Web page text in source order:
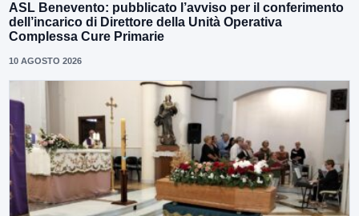
ASL Benevento: pubblicato l’avviso per il conferimento
dell’incarico di Direttore della Unità Operativa
Complessa Cure Primarie
10 AGOSTO 2026